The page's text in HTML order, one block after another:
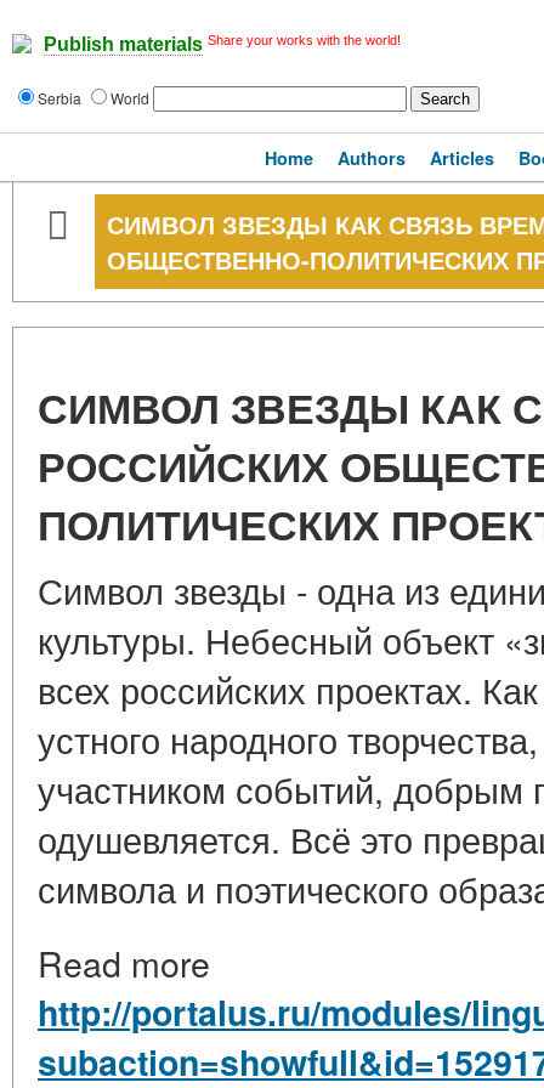
Publish materials Share your works with the world!
Serbia World
Home Authors Articles
СИМВОЛ ЗВЕЗДЫ КАК СВЯЗЬ
ОБЩЕСТВЕННО-ПОЛИТИЧЕСКИХ
СИМВОЛ ЗВЕЗДЫ КАК
РОССИЙСКИХ
ПОЛИТИЧЕСКИХ
Символ звезды - одна из
культуры. Небесный объект
всех российских проектах.
устного народного
участником событий,
одушевляется. Всё это
символа и поэтического
Read more
http://portalus.ru/modules/